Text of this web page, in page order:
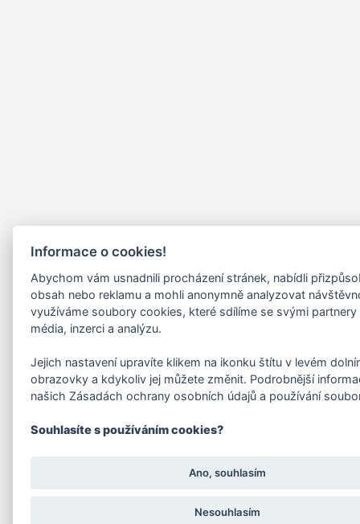
Informace o cookies!
Abychom vám usnadnili procházení stránek, nabídli
obsah nebo reklamu a mohli anonymně analyzovat
využíváme soubory cookies, které sdílíme se svými
média, inzerci a analýzu.
Jejich nastavení upravíte klikem na ikonku štítu v levém
obrazovky a kdykoliv jej můžete změnit. Podrobnější
našich Zásadách ochrany osobních údajů a používání
Souhlasíte s používáním cookies?
Ano, souhlasím
Nesouhlasím